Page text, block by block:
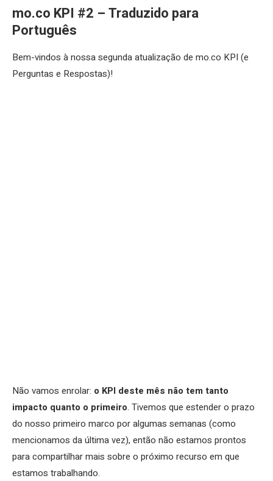
mo.co KPI #2 – Traduzido para
Português
Bem-vindos à nossa segunda atualização de mo.co KPI (e
Perguntas e Respostas)!
Não vamos enrolar: o KPI deste mês não tem tanto
impacto quanto o primeiro. Tivemos que estender o prazo
do nosso primeiro marco por algumas semanas (como
mencionamos da última vez), então não estamos prontos
para compartilhar mais sobre o próximo recurso em que
estamos trabalhando.